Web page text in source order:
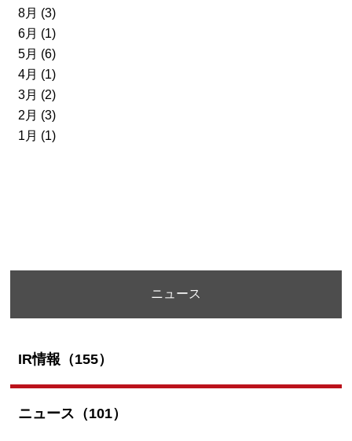
8月 (3)
6月 (1)
5月 (6)
4月 (1)
3月 (2)
2月 (3)
1月 (1)
ニュース
IR情報（155）
ニュース（101）